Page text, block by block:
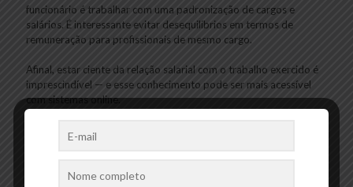
funcionário é trabalhar com uma padronização de cargos e
salários. É interessante evitar desequilíbrios em termos de
remuneração para profissionais de mesmo cargo.
Afinal, estar ciente da relação salarial com o trabalho exercido é
imprescindível — e esse conhecimento pode ser mais acessível
com sistemas online.
Optar por um sistema online
em sistema tecnológico é sinônimo de eficácia e rapidez. Além